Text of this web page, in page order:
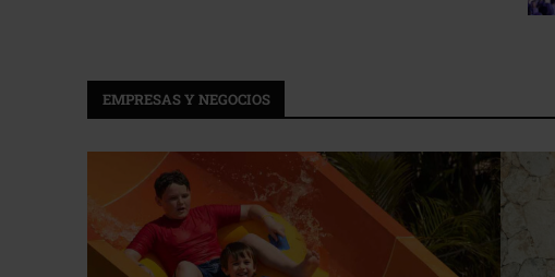
EMPRESAS Y NEGOCIOS